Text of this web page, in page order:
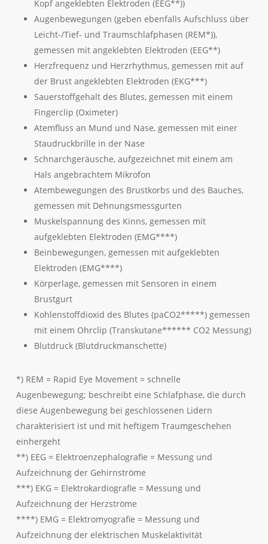
Kopf angeklebten Elektroden (EEG**))
Augenbewegungen (geben ebenfalls Aufschluss über
Leicht-/Tief- und Traumschlafphasen (REM*)),
gemessen mit angeklebten Elektroden (EEG**)
Herzfrequenz und Herzrhythmus, gemessen mit auf
der Brust angeklebten Elektroden (EKG***)
Sauerstoffgehalt des Blutes, gemessen mit einem
Fingerclip (Oximeter)
Atemfluss an Mund und Nase, gemessen mit einer
Staudruckbrille in der Nase
Schnarchgeräusche, aufgezeichnet mit einem am
Hals angebrachtem Mikrofon
Atembewegungen des Brustkorbs und des Bauches,
gemessen mit Dehnungsmessgurten
Muskelspannung des Kinns, gemessen mit
aufgeklebten Elektroden (EMG****)
Beinbewegungen, gemessen mit aufgeklebten
Elektroden (EMG****)
Körperlage, gemessen mit Sensoren in einem
Brustgurt
Kohlenstoffdioxid des Blutes (paCO2*****) gemessen
mit einem Ohrclip (Transkutane****** CO2 Messung)
Blutdruck (Blutdruckmanschette)
*) REM = Rapid Eye Movement = schnelle
Augenbewegung; beschreibt eine Schlafphase, die durch
diese Augenbewegung bei geschlossenen Lidern
charakterisiert ist und mit heftigem Traumgeschehen
einhergeht
**) EEG = Elektroenzephalografie = Messung und
Aufzeichnung der Gehirnströme
***) EKG = Elektrokardiografie = Messung und
Aufzeichnung der Herzströme
****) EMG = Elektromyografie = Messung und
Aufzeichnung der elektrischen Muskelaktivität